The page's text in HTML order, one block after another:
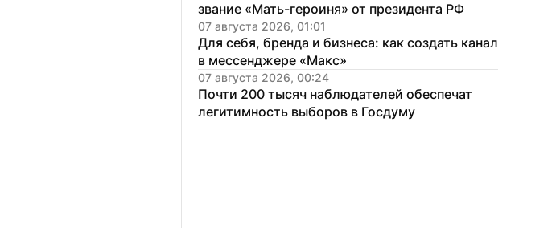
звание «Мать-героиня» от президента РФ
07 августа 2026, 01:01
Для себя, бренда и бизнеса: как создать канал
в мессенджере «Макс»
07 августа 2026, 00:24
Почти 200 тысяч наблюдателей обеспечат
легитимность выборов в Госдуму